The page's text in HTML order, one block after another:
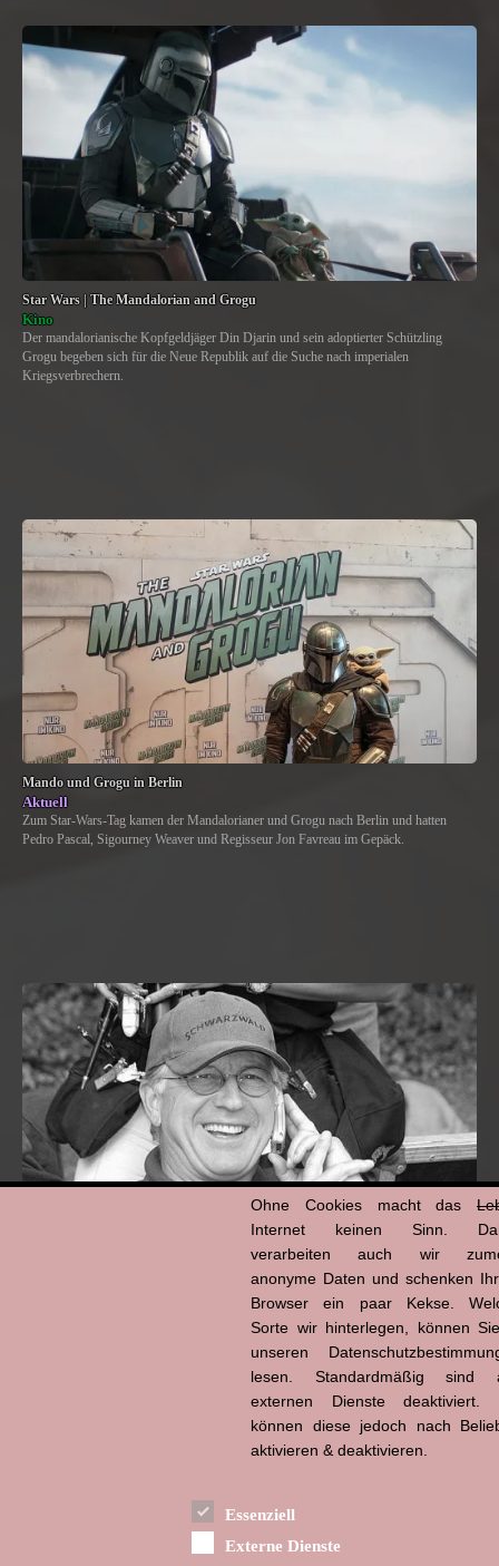
Star Wars | The Mandalorian and Grogu
Kino
Der mandalorianische Kopfgeldjäger Din Djarin und sein adoptierter Schützling
Grogu begeben sich für die Neue Republik auf die Suche nach imperialen
Kriegsverbrechern.
Mando und Grogu in Berlin
Aktuell
Zum Star-Wars-Tag kamen der Mandalorianer und Grogu nach Berlin und hatten
Pedro Pascal, Sigourney Weaver und Regisseur Jon Favreau im Gepäck.
Ohne Cookies macht das
Internet keinen Sinn.
verarbeiten auch wir
anonyme Daten und schenken
Browser ein paar Kekse.
Sorte wir hinterlegen, können
unseren
lesen. Standardmäßig sind
externen Dienste deaktiviert.
können diese jedoch nach
aktivieren & deaktivieren.
Essenziell
Externe Dienste